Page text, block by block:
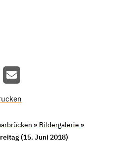
» Bildergalerie »
(15. Juni 2018)